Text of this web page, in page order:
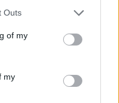
one or more Google
You may click to
its third-party tags to
in below Google
Outs
of my
my
Horda